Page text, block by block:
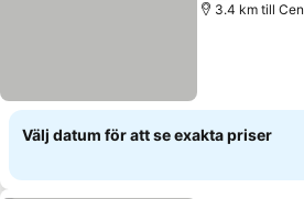
3.4 km till
Välj datum för att se exakta priser